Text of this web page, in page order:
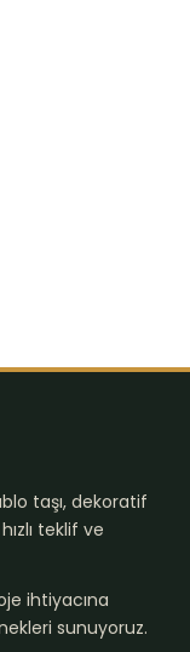
taşı, dekoratif
teklif ve
ihtiyacına
sunuyoruz.